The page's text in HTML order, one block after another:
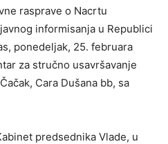
rasprave o Nacrtu
informisanja u Republici
ponedeljak, 25. februara
za stručno usavršavanje
Cara Dušana bb, sa
predsednika Vlade, u